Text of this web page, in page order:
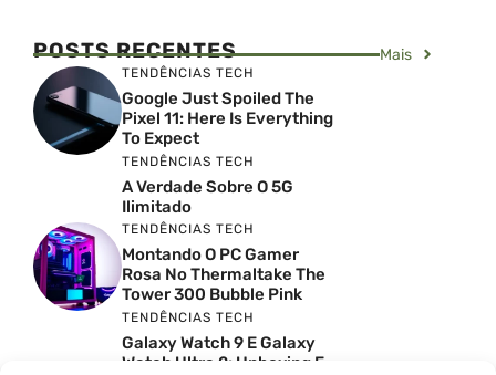
POSTS RECENTES Mais
TENDÊNCIAS TECH
Google Just Spoiled The
Pixel 11: Here Is Everything
To Expect
TENDÊNCIAS TECH
A Verdade Sobre O 5G
Ilimitado
TENDÊNCIAS TECH
Montando O PC Gamer
Rosa No Thermaltake The
Tower 300 Bubble Pink
TENDÊNCIAS TECH
Galaxy Watch 9 E Galaxy
Watch Ultra 2: Unboxing E